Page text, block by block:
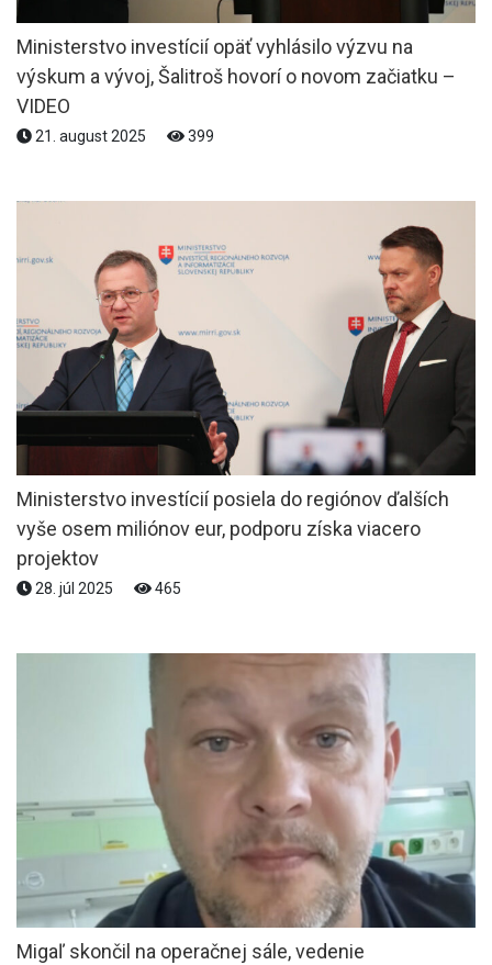
Ministerstvo investícií opäť vyhlásilo výzvu na
výskum a vývoj, Šalitroš hovorí o novom začiatku –
VIDEO
21. august 2025 399
Ministerstvo investícií posiela do regiónov ďalších
vyše osem miliónov eur, podporu získa viacero
projektov
28. júl 2025 465
Migaľ skončil na operačnej sále, vedenie